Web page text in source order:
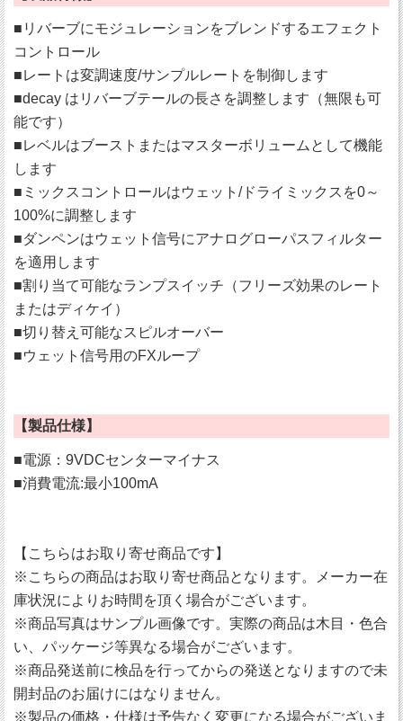
■リバーブにモジュレーションをブレンドするエフェクト
コントロール
■レートは変調速度/サンプルレートを制御します
■decay はリバーブテールの長さを調整します（無限も可
能です）
■レベルはブーストまたはマスターボリュームとして機能
します
■ミックスコントロールはウェット/ドライミックスを0～
100%に調整します
■ダンペンはウェット信号にアナログローパスフィルター
を適用します
■割り当て可能なランプスイッチ（フリーズ効果のレート
またはディケイ）
■切り替え可能なスピルオーバー
■ウェット信号用のFXループ
【製品仕様】
■電源：9VDCセンターマイナス
■消費電流:最小100mA
【こちらはお取り寄せ商品です】
※こちらの商品はお取り寄せ商品となります。メーカー在
庫状況によりお時間を頂く場合がございます。
※商品写真はサンプル画像です。実際の商品は木目・色合
い、パッケージ等異なる場合がございます。
※商品発送前に検品を行ってからの発送となりますので未
開封品のお届けにはなりません。
※製品の価格・仕様は予告なく変更になる場合がございま